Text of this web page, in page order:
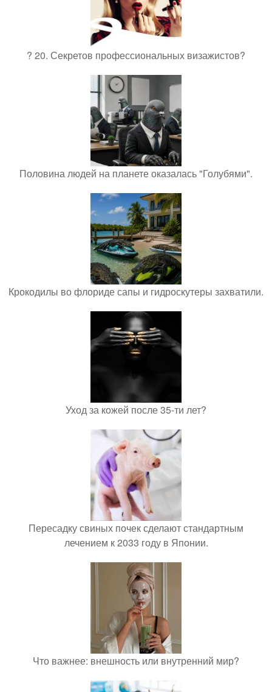
? 20. Секретов профессиональных визажистов?
Половина людей на планете оказалась "Голубями".
Крокодилы во флориде сапы и гидроскутеры захватили.
Уход за кожей после 35-ти лет?
Пересадку свиных почек сделают стандартным
лечением к 2033 году в Японии.
Что важнее: внешность или внутренний мир?